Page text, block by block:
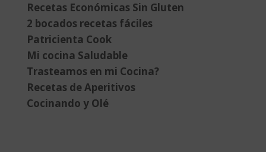
Recetas Económicas Sin Gluten
2 bocados recetas fáciles
Patricienta Cook
Mi cocina Saludable
Trasteamos en mi Cocina?
Recetas de Aperitivos
Cocinando y Olé